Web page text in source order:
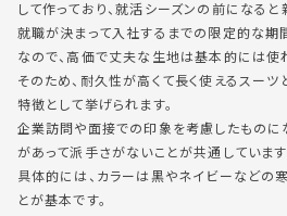
して作っており、就活シーズンの前になる
就職が決まって入社するまでの限定的な期
なので、高価で丈夫な生地は基本的には使
そのため、耐久性が高くて長く使えるスー
特徴として挙げられます。
企業訪問や面接での印象を考慮したものに
があって派手さがないことが共通しています
具体的には、カラーは黒やネイビーなどの
とが基本です。